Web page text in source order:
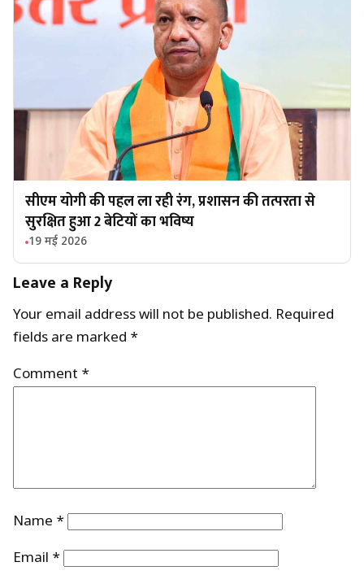
सीएम योगी की पहल ला रही रंग, प्रशासन की तत्परता से
सुरक्षित हुआ 2 बेटियों का भविष्य
19 मई 2026
Leave a Reply
Your email address will not be published. Required
fields are marked *
Comment *
Name *
Email *